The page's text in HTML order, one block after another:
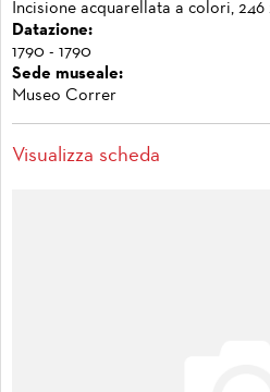
Incisione acquarellata a colori, 246
Datazione:
1790 - 1790
Sede museale:
Museo Correr
Visualizza scheda